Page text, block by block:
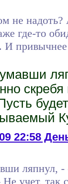
не
где-то
привычнее
скребя
22:58
ляпнул,
учет, так